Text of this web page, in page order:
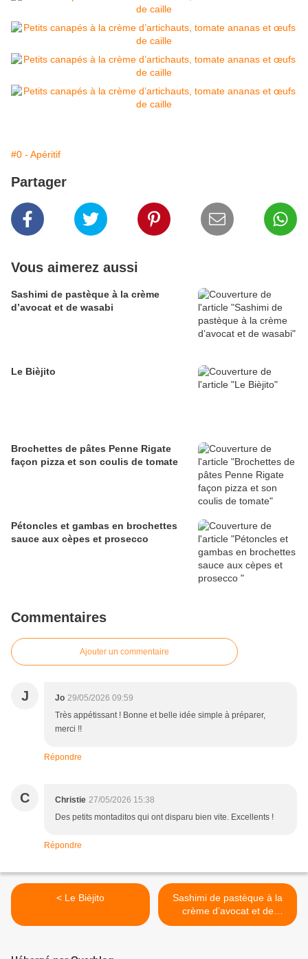
#0 - Apéritif
Partager
Vous aimerez aussi
Sashimi de pastèque à la crème
d’avocat et de wasabi
Le Bièjito
Brochettes de pâtes Penne Rigate
façon pizza et son coulis de tomate
Pétoncles et gambas en brochettes
sauce aux cèpes et prosecco
Commentaires
Ajouter un commentaire
J Jo 29/05/2026 09:59
Très appétissant ! Bonne et belle idée simple à préparer,
merci !!
Répondre
C Christie 27/05/2026 15:38
Des petits montaditos qui ont disparu bien vite. Excellents !
Répondre
< Le Bièjito
Sashimi de pastèque à la
crème d’avocat et de
wasabi >